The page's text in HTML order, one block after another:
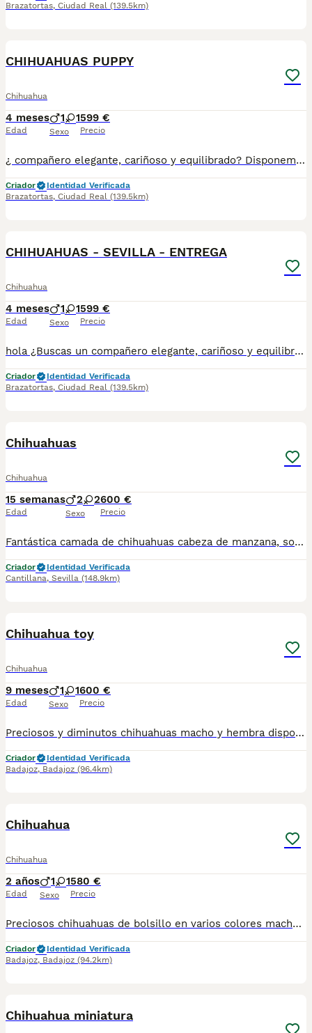
Brazatortas, Ciudad Real (139.5km)
CHIHUAHUAS PUPPY
Chihuahua
4 meses
Edad
1 1
Sexo
599 €
Precio
¿ compañero elegante, cariñoso y equilibrado? Disponemos de preciosos cachorros Whippet criados con máxima dedicación y cariño. ✅ Entrega en toda España ✅ Pago contra reembolso ✅ Microchip implantado ✅ Cartilla sanitaria oficial ✅ Vacunaciones al día según edad ✅ Desparasitaciones internas y externas ✅ Cachorros completamente socializados ✅ Iniciados a hacer sus necesidades en empapadores ✅ Padres equilibrados, sanos y con excelente carácter Nuestros cachorros crecen en un entorno familiar, recibiendo atención diaria para garantizar un desarrollo físico y emocional excepcional. atiendo -- 67.0864.332 Seriedad, confianza y atención personalizada durante todo el proceso. ¡Consúlta sin compromiso!
Criador
Identidad Verificada
Brazatortas, Ciudad Real (139.5km)
CHIHUAHUAS - SEVILLA - ENTREGA
Chihuahua
4 meses
Edad
1 1
Sexo
599 €
Precio
hola ¿Buscas un compañero elegante, cariñoso y equilibrado? Disponemos de preciosos cachorros Whippet criados con máxima dedicación y cariño. ✅ Entrega en toda España ✅ Pago contra reembolso ✅ Microchip implantado ✅ Cartilla sanitaria oficial ✅ Vacunaciones al día según edad ✅ Desparasitaciones internas y externas ✅ Cachorros completamente socializados ✅ Iniciados a hacer sus necesidades en empapadores ✅ Padres equilibrados, sanos y con excelente carácter Nuestros cachorros crecen en un entorno familiar, recibiendo atención diaria para garantizar un desarrollo físico y emocional excepcional. atiendo -- 67.0864.332 Seriedad, confianza y atención personalizada durante todo el proceso. ¡Consúlta sin compromiso!
Criador
Identidad Verificada
Brazatortas, Ciudad Real (139.5km)
Chihuahuas
Chihuahua
15 semanas
Edad
2 2
Sexo
600 €
Precio
Fantástica camada de chihuahuas cabeza de manzana, son toy y están listos para entregar, 2 vacunas y chip, se puede enviar a contra reembolso, más información llamar o whasap al 687705959, pregunten sin compromiso, machos 600 hembra 650
Criador
Identidad Verificada
Cantillana, Sevilla (148.9km)
Chihuahua toy
Chihuahua
9 meses
Edad
1 1
Sexo
600 €
Precio
Preciosos y diminutos chihuahuas macho y hembra dispongo en color Isabella color blu color tricolor etcétera si quieren ver vídeos y fotos pueden contactar al teléfono 600881366 son auténticas miniaturas se entregan con vacunas desparasitación pasaporte y microchip también enviamos hasta su domicilio llegando en el mismo día y pueden pagar a contrareembolso
Criador
Identidad Verificada
Badajoz, Badajoz (96.4km)
Chihuahua
Chihuahua
2 años
Edad
1 1
Sexo
580 €
Precio
Preciosos chihuahuas de bolsillo en varios colores machos y hembras desparasitados vacunados pasaporte microchip hacemos envío puede pagar a contrareembolso para más información contactar al teléfono 600881366
Criador
Identidad Verificada
Badajoz, Badajoz (94.2km)
Chihuahua miniatura